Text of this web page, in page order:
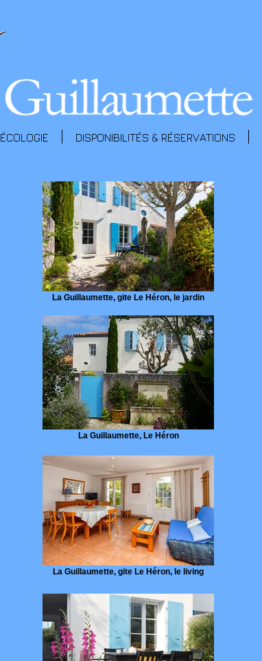
ÉCOLOGIE DISPONIBILITÉS & RÉSERVATIONS
La Guillaumette, gite Le Héron, le jardin
La Guillaumette, Le Héron
La Guillaumette, gite Le Héron, le living